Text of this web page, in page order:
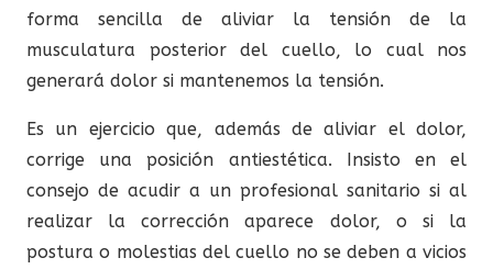
forma sencilla de aliviar la tensión de la
musculatura posterior del cuello, lo cual nos
generará dolor si mantenemos la tensión.
Es un ejercicio que, además de aliviar el dolor,
corrige una posición antiestética. Insisto en el
consejo de acudir a un profesional sanitario si al
realizar la corrección aparece dolor, o si la
postura o molestias del cuello no se deben a vicios